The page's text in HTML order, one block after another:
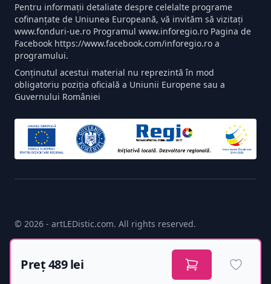
Preț 489 lei
Pentru informații detaliate despre celelalte programe
cofinanțate de Uniunea Europeană, vă invităm să vizitați
www.fonduri-ue.ro Programul www.inforegio.ro Pagina de
Facebook https://www.facebook.com/inforegio.ro a
programului.
Conținutul acestui material nu reprezintă în mod
obligatoriu poziția oficială a Uniunii Europene sau a
Guvernului României
© 2026 - artLEDistic.com. All rights reserved.